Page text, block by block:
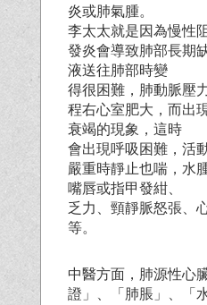
炎或肺氣腫。
李太太就是因為慢性
發炎會導致肺部長期
液送往肺部時變
得很困難，肺動脈壓
程右心室肥大，而出
衰竭的現象，這時
會出現呼吸困難，活
嚴重時靜止也喘，水
嘴唇或指甲發紺、
乏力、頸靜脈怒張、
等。
中醫方面，肺源性心
證」、「肺脹」、「